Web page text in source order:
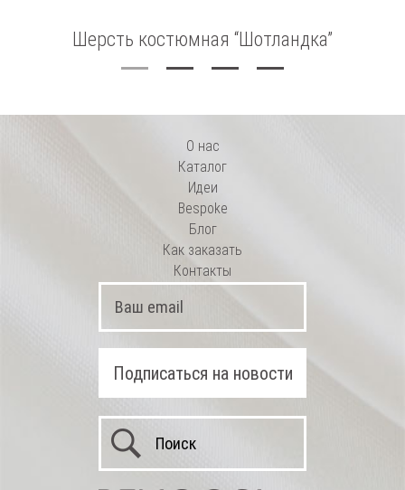
Шерсть костюмная “Шотландка”
О нас
Каталог
Идеи
Bespoke
Блог
Как заказать
Контакты